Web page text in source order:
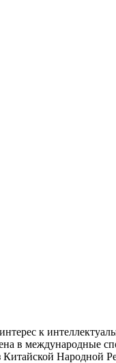
к
в международные
Народной